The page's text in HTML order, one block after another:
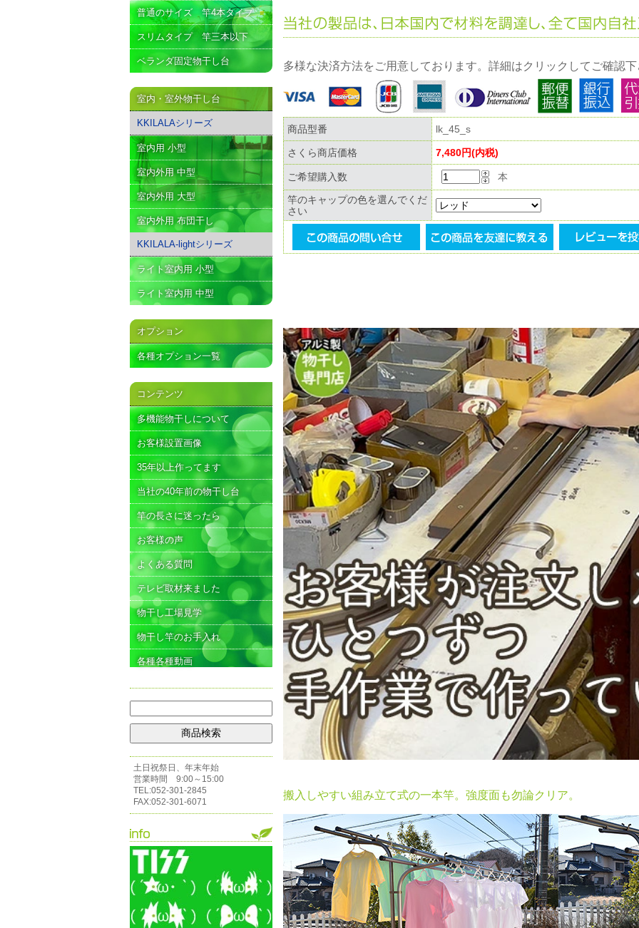
普通のサイズ 竿4本タイプ
スリムタイプ 竿三本以下
ベランダ固定物干し台
室内・室外物干し台
KKILALAシリーズ
室内用 小型
室内外用 中型
室内外用 大型
室内外用 布団干し
KKILALA-lightシリーズ
ライト室内用 小型
ライト室内用 中型
オプション
各種オプション一覧
コンテンツ
多機能物干しについて
お客様設置画像
35年以上作ってます
当社の40年前の物干し台
竿の長さに迷ったら
お客様の声
よくある質問
テレビ取材来ました
物干し工場見学
物干し竿のお手入れ
各種各種動画
土日祝祭日、年末年始
営業時間 9:00～15:00
TEL:052-301-2845
FAX:052-301-6071
多様な決済方法をご用意しております。詳細はクリックしてご確認
商品型番 lk_45_s
さくら商店価格 7,480円(内税)
ご希望購入数
本
竿のキャップの色を選んでくだ
さい
搬入しやすい組み立て式の一本竿。強度面も勿論クリア。